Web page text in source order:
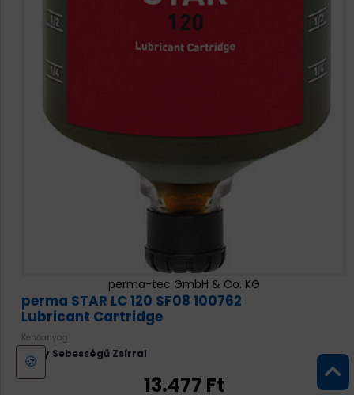
🍪
perma-tec GmbH & Co. KG
perma STAR LC 120 SF08 100762
Lubricant Cartridge
Kenőanyag:
Nagy Sebességű Zsírral
13.477 Ft